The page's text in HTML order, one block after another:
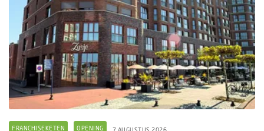
FRANCHISEKETEN OPENING